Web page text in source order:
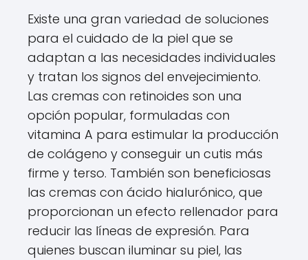
Existe una gran variedad de soluciones
para el cuidado de la piel que se
adaptan a las necesidades individuales
y tratan los signos del envejecimiento.
Las cremas con retinoides son una
opción popular, formuladas con
vitamina A para estimular la producción
de colágeno y conseguir un cutis más
firme y terso. También son beneficiosas
las cremas con ácido hialurónico, que
proporcionan un efecto rellenador para
reducir las líneas de expresión. Para
quienes buscan iluminar su piel, las